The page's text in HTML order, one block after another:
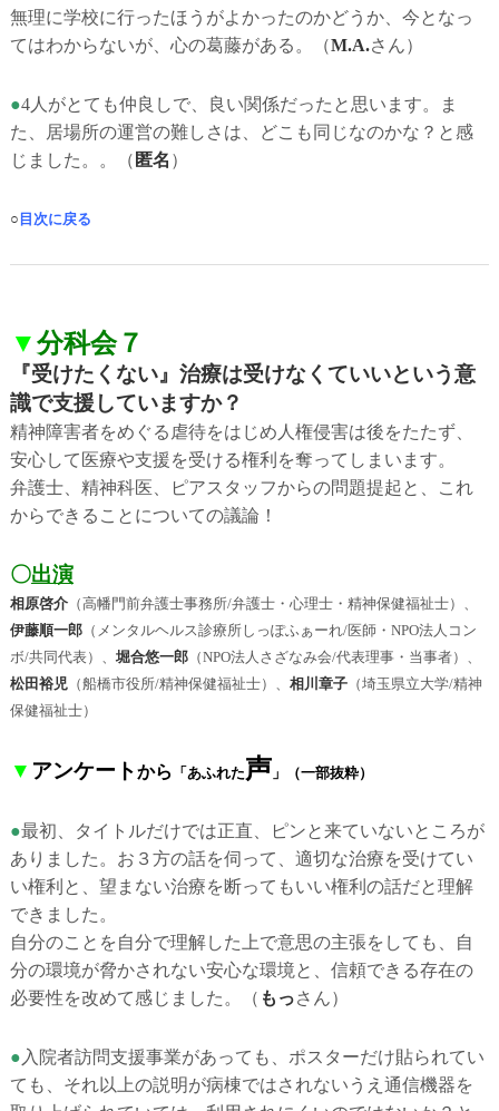
無理に学校に行ったほうがよかったのかどうか、今となっ
てはわからないが、心の葛藤がある。
（M.A.さん）
●4人がとても仲良しで、良い関係だったと思います。ま
た、居場所の運営の難しさは、どこも同じなのかな？と感
じました。。
（ 匿名 ）
○ 目次に戻る
▼分科会７
『受けたくない』治療は受けなくていいという意
識で支援していますか？
精神障害者をめぐる虐待をはじめ人権侵害は後をたたず、
安心して医療や支援を受ける権利を奪ってしまいます。
弁護士、精神科医、ピアスタッフからの問題提起と、これ
からできることについての議論！
〇出演
相原啓介（高幡門前弁護士事務所/弁護士・心理士・精神保健福祉士）、
伊藤順一郎（メンタルヘルス診療所しっぽふぁーれ/医師・NPO法人コン
ボ/共同代表）、 堀合悠一郎（NPO法人さざなみ会/代表理事・当事者）、
松田裕児（船橋市役所/精神保健福祉士）、 相川章子（埼玉県立大学/精神
保健福祉士）
▼ アンケートから 「あふれた声 」 （一部抜粋）
●最初、タイトルだけでは正直、ピンと来ていないところが
ありました。お３方の話を伺って、適切な治療を受けてい
い権利と、望まない治療を断ってもいい権利の話だと理解
できました。
自分のことを自分で理解した上で意思の主張をしても、自
分の環境が脅かされない安心な環境と、信頼できる存在の
必要性を改めて感じました。
（ もっさん）
● 入院者訪問支援事業があっても、ポスターだけ貼られてい
ても、それ以上の説明が病棟ではされないうえ通信機器を